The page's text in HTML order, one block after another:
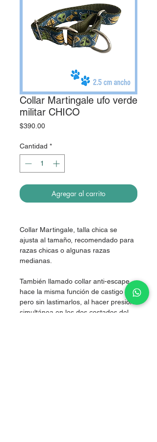
Collar Martingale ufo verde
militar CHICO
$390.00Precio
Cantidad *
Agregar al carrito
Collar Martingale, talla chica se
ajusta al tamaño, recomendado para
razas chicas o algunas razas
medianas.
También llamado collar anti-escape,
hace la misma función de castigo
pero sin lastimarlos, al hacer presión
simultánea en los dos costados del